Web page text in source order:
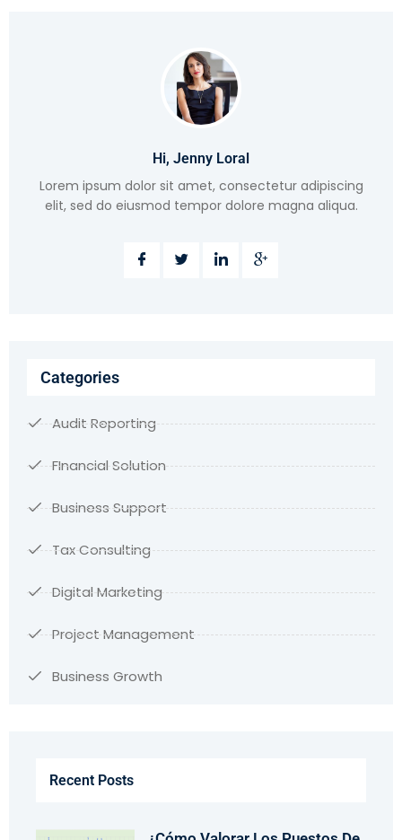
Hi, Jenny Loral
Lorem ipsum dolor sit amet, consectetur adipiscing
elit, sed do eiusmod tempor dolore magna aliqua.
Categories
Audit Reporting
FInancial Solution
Business Support
Tax Consulting
Digital Marketing
Project Management
Business Growth
Recent Posts